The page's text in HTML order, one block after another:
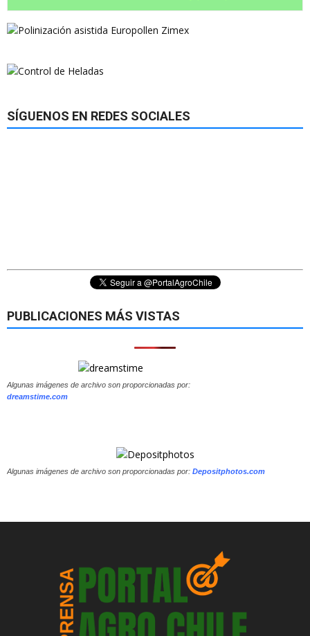
SÍGUENOS EN REDES SOCIALES
PUBLICACIONES MÁS VISTAS
Algunas imágenes de archivo son proporcionadas por:
dreamstime.com
Algunas imágenes de archivo son proporcionadas por: Depositphotos.com